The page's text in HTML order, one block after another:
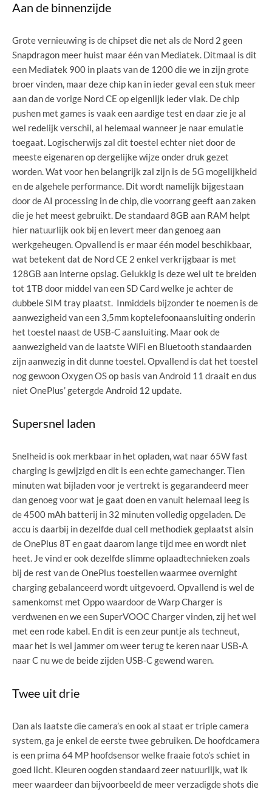
Aan de binnenzijde
Grote vernieuwing is de chipset die net als de Nord 2 geen
Snapdragon meer huist maar één van Mediatek. Ditmaal is dit
een Mediatek 900 in plaats van de 1200 die we in zijn grote
broer vinden, maar deze chip kan in ieder geval een stuk meer
aan dan de vorige Nord CE op eigenlijk ieder vlak. De chip
pushen met games is vaak een aardige test en daar zie je al
wel redelijk verschil, al helemaal wanneer je naar emulatie
toegaat. Logischerwijs zal dit toestel echter niet door de
meeste eigenaren op dergelijke wijze onder druk gezet
worden. Wat voor hen belangrijk zal zijn is de 5G mogelijkheid
en de algehele performance. Dit wordt namelijk bijgestaan
door de AI processing in de chip, die voorrang geeft aan zaken
die je het meest gebruikt. De standaard 8GB aan RAM helpt
hier natuurlijk ook bij en levert meer dan genoeg aan
werkgeheugen. Opvallend is er maar één model beschikbaar,
wat betekent dat de Nord CE 2 enkel verkrijgbaar is met
128GB aan interne opslag. Gelukkig is deze wel uit te breiden
tot 1TB door middel van een SD Card welke je achter de
dubbele SIM tray plaatst. Inmiddels bijzonder te noemen is de
aanwezigheid van een 3,5mm koptelefoonaansluiting onderin
het toestel naast de USB-C aansluiting. Maar ook de
aanwezigheid van de laatste WiFi en Bluetooth standaarden
zijn aanwezig in dit dunne toestel. Opvallend is dat het toestel
nog gewoon Oxygen OS op basis van Android 11 draait en dus
niet OnePlus’ getergde Android 12 update.
Supersnel laden
Snelheid is ook merkbaar in het opladen, wat naar 65W fast
charging is gewijzigd en dit is een echte gamechanger. Tien
minuten wat bijladen voor je vertrekt is gegarandeerd meer
dan genoeg voor wat je gaat doen en vanuit helemaal leeg is
de 4500 mAh batterij in 32 minuten volledig opgeladen. De
accu is daarbij in dezelfde dual cell methodiek geplaatst alsin
de OnePlus 8T en gaat daarom lange tijd mee en wordt niet
heet. Je vind er ook dezelfde slimme oplaadtechnieken zoals
bij de rest van de OnePlus toestellen waarmee overnight
charging gebalanceerd wordt uitgevoerd. Opvallend is wel de
samenkomst met Oppo waardoor de Warp Charger is
verdwenen en we een SuperVOOC Charger vinden, zij het wel
met een rode kabel. En dit is een zeur puntje als techneut,
maar het is wel jammer om weer terug te keren naar USB-A
naar C nu we de beide zijden USB-C gewend waren.
Twee uit drie
Dan als laatste die camera’s en ook al staat er triple camera
system, ga je enkel de eerste twee gebruiken. De hoofdcamera
is een prima 64 MP hoofdsensor welke fraaie foto’s schiet in
goed licht. Kleuren oogden standaard zeer natuurlijk, wat ik
meer waardeer dan bijvoorbeeld de meer verzadigde shots die